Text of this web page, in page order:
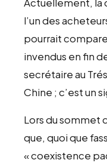
l’un des
pourrait
invendus en fin
secrétaire au
Chine ; c’est un
Lors du sommet
que, quoi que
« coexistence